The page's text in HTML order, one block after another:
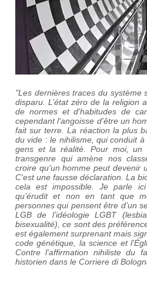
"Les dernières traces du système
disparu. L’état zéro de la religion
de normes et d'habitudes de
cependant l'angoisse d'être un
fait sur terre. La réaction la plus
du vide : le nihilisme, qui conduit
gens et la réalité. Pour moi, un
transgenre qui amène nos
croire qu’un homme peut
C'est une fausse déclaration. La
cela est impossible. Je parle
qu’érudit et non en tant que
personnes qui pensent être d’un
LGB de l’idéologie LGBT
bisexualité), ce sont des
est également surprenant mais
code génétique, la science et
Contre l'affirmation nihiliste du
historien dans le Corriere di